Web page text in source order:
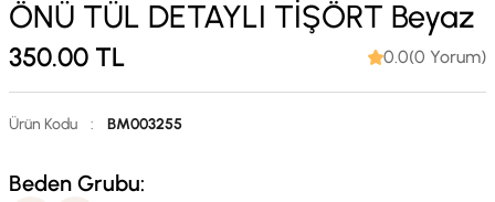
ÖNÜ TÜL DETAYLI TİŞÖRT Beyaz
350.00 TL 0.0(0 Yorum)
Ürün Kodu : BM003255
Beden Grubu: